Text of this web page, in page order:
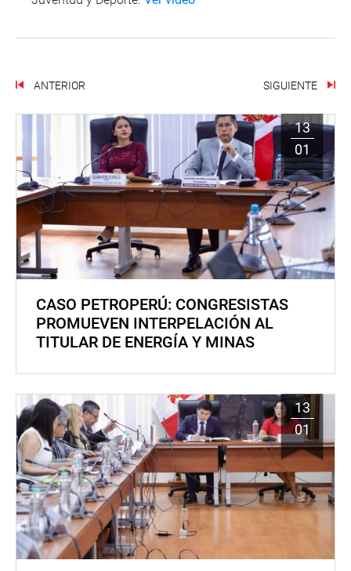
ANTERIOR SIGUIENTE
13
01
CASO PETROPERÚ: CONGRESISTAS
PROMUEVEN INTERPELACIÓN AL
TITULAR DE ENERGÍA Y MINAS
13
01